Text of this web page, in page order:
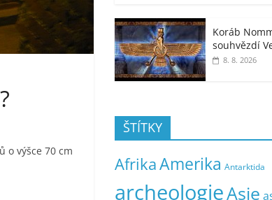
o výšce 70 cm
Koráb
souhvězdí
8. 8. 2026
ŠTÍTKY
AfrikaAmerika Antarktida
archeologieAsie